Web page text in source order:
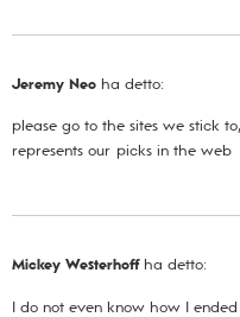
Jeremy Neo ha detto:
please go to the sites we stick
represents our picks in the web
Mickey Westerhoff ha detto:
I do not even know how I